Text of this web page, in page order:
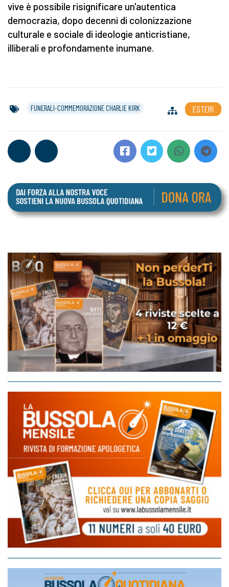
vive è possibile risignificare un'autentica
democrazia, dopo decenni di colonizzazione
culturale e sociale di ideologie anticristiane,
illiberali e profondamente inumane.
FUNERALI-COMMEMORAZIONE CHARLIE KIRK ESTERI